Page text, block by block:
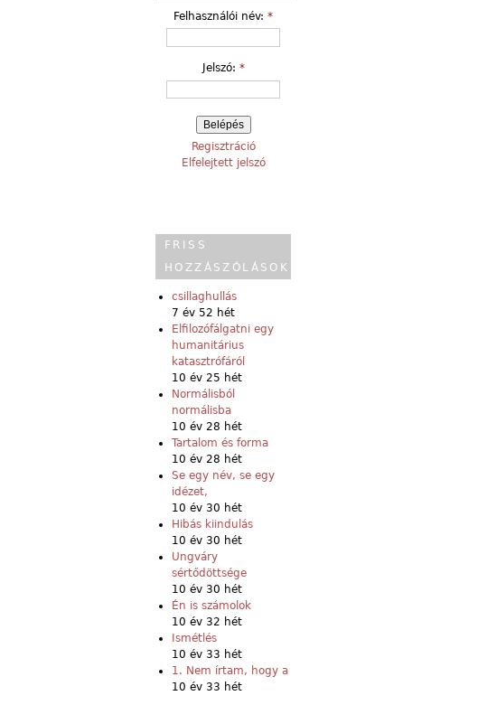
Felhasználói név: *
Jelszó: *
Regisztráció
Elfelejtett jelszó
FRISS
HOZZÁSZÓLÁSOK
csillaghullás
7 év 52 hét
Elfilozófálgatni egy
humanitárius
katasztrófáról
10 év 25 hét
Normálisból
normálisba
10 év 28 hét
Tartalom és forma
10 év 28 hét
Se egy név, se egy
idézet,
10 év 30 hét
Hibás kiindulás
10 év 30 hét
Ungváry
sértődöttsége
10 év 30 hét
Én is számolok
10 év 32 hét
Ismétlés
10 év 33 hét
1. Nem írtam, hogy a
10 év 33 hét